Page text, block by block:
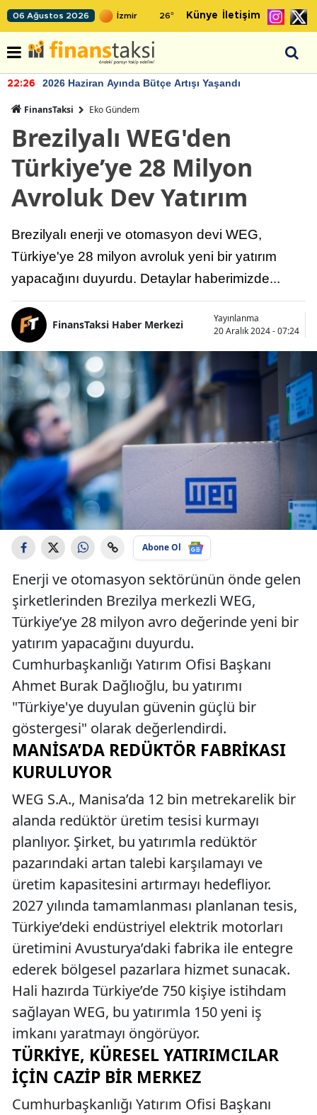
06 Ağustos 2026 26° Künye İletişim
22:26 2026 Haziran Ayında Bütçe Artışı Yaşandı
FinansTaksi Eko Gündem
Brezilyalı WEG'den
Türkiye’ye 28 Milyon
Avroluk Dev Yatırım
Brezilyalı enerji ve otomasyon devi WEG,
Türkiye'ye 28 milyon avroluk yeni bir yatırım
yapacağını duyurdu. Detaylar haberimizde...
FinansTaksi Haber Merkezi
Yayınlanma
20 Aralık 2024 - 07:24
Abone Ol
Enerji ve otomasyon sektörünün önde gelen
şirketlerinden Brezilya merkezli WEG,
Türkiye’ye 28 milyon avro değerinde yeni bir
yatırım yapacağını duyurdu.
Cumhurbaşkanlığı Yatırım Ofisi Başkanı
Ahmet Burak Dağlıoğlu, bu yatırımı
"Türkiye'ye duyulan güvenin güçlü bir
göstergesi" olarak değerlendirdi.
MANISA’DA REDÜKTÖR FABRIKASI
KURULUYOR
WEG S.A., Manisa’da 12 bin metrekarelik bir
alanda redüktör üretim tesisi kurmayı
planlıyor. Şirket, bu yatırımla redüktör
pazarındaki artan talebi karşılamayı ve
üretim kapasitesini artırmayı hedefliyor.
2027 yılında tamamlanması planlanan tesis,
Türkiye’deki endüstriyel elektrik motorları
üretimini Avusturya’daki fabrika ile entegre
ederek bölgesel pazarlara hizmet sunacak.
Hali hazırda Türkiye’de 750 kişiye istihdam
sağlayan WEG, bu yatırımla 150 yeni iş
imkanı yaratmayı öngörüyor.
TÜRKIYE, KÜRESEL YATIRIMCILAR
İÇIN CAZIP BIR MERKEZ
Cumhurbaşkanlığı Yatırım Ofisi Başkanı